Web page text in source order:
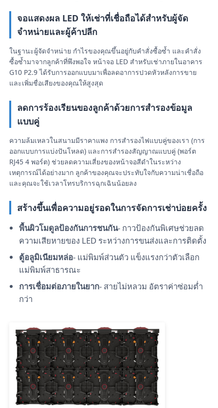
บ้าน
สินค้า
วิดีโอ
ทัวร์โรงงาน
ติดต่อเรา
ข่าว
กรณี
จอแสดงผล LED ให้เช่าที่เชื่อถือได้สำหรับผู้จัด
จำหน่ายและผู้ค้าปลีก
ในฐานะผู้จัดจำหน่าย กำไรของคุณขึ้นอยู่กับคำสั่งซื้อซ้ำ และคำสั่ง
ซื้อซ้ำมาจากลูกค้าที่พึงพอใจ หน้าจอ LED สำหรับเช่าภายในอาคาร
G10 P2.9 ได้รับการออกแบบมาเพื่อลดอาการปวดหัวหลังการขาย
และเพิ่มชื่อเสียงของคุณให้สูงสุด
ลดการร้องเรียนของลูกค้าด้วยการสำรองข้อมูล
แบบคู่
ความล้มเหลวในสนามมีราคาแพง การสำรองไฟแบบคู่ของเรา (การ
ออกแบบการแบ่งปันโหลด) และการสำรองสัญญาณแบบคู่ (พอร์ต
RJ45 4 พอร์ต) ช่วยลดความเสี่ยงของหน้าจอสีดำในระหว่าง
เหตุการณ์ได้อย่างมาก ลูกค้าของคุณจะประทับใจกับความน่าเชื่อถือ
และคุณจะใช้เวลาโทรบริการฉุกเฉินน้อยลง
สร้างขึ้นเพื่อความอยู่รอดในการจัดการเช่าบ่อยครั้ง
พื้นผิวโมดูลป้องกันการชนกัน- กาวป้องกันพิเศษช่วยลด
ความเสียหายของ LED ระหว่างการขนส่งและการติดตั้ง
ตู้อลูมิเนียมหล่อ- แม่พิมพ์ส่วนตัว แข็งแรงกว่าตัวเลือก
แม่พิมพ์สาธารณะ
การเชื่อมต่อภายในยาก- สายไม่หลวม อัตราค่าซ่อมต่ำ
กว่า